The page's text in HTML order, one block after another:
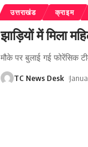
उत्तराखंड क्राइम
झाड़ियों में मिला
मौके पर बुलाई गई फोरेंसिक
TC News Desk